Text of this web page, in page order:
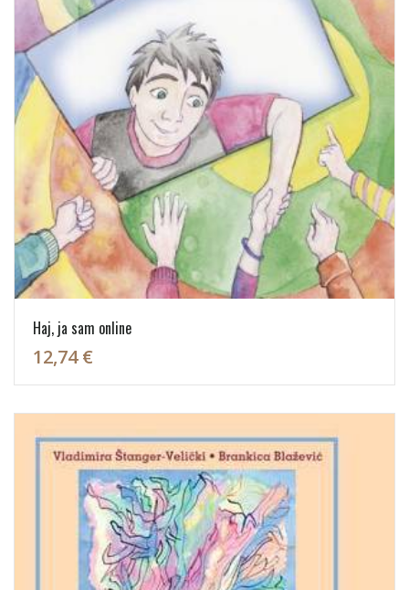
Haj, ja sam online
12,74 €